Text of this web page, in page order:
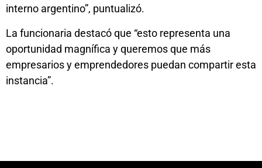
interno argentino”, puntualizó.
La funcionaria destacó que “esto representa una
oportunidad magnífica y queremos que más
empresarios y emprendedores puedan compartir esta
instancia”.